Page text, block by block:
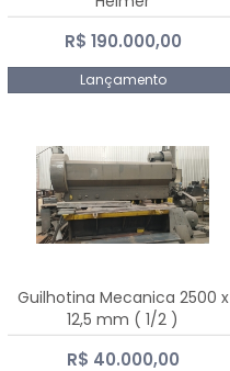
R$ 190.000,00
Lançamento
Guilhotina Mecanica 2500 x
12,5 mm ( 1/2 )
R$ 40.000,00